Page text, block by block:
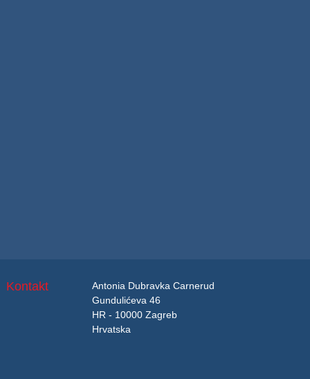
Kontakt
Antonia Dubravka Carnerud
Gundulićeva 46
HR - 10000 Zagreb
Hrvatska